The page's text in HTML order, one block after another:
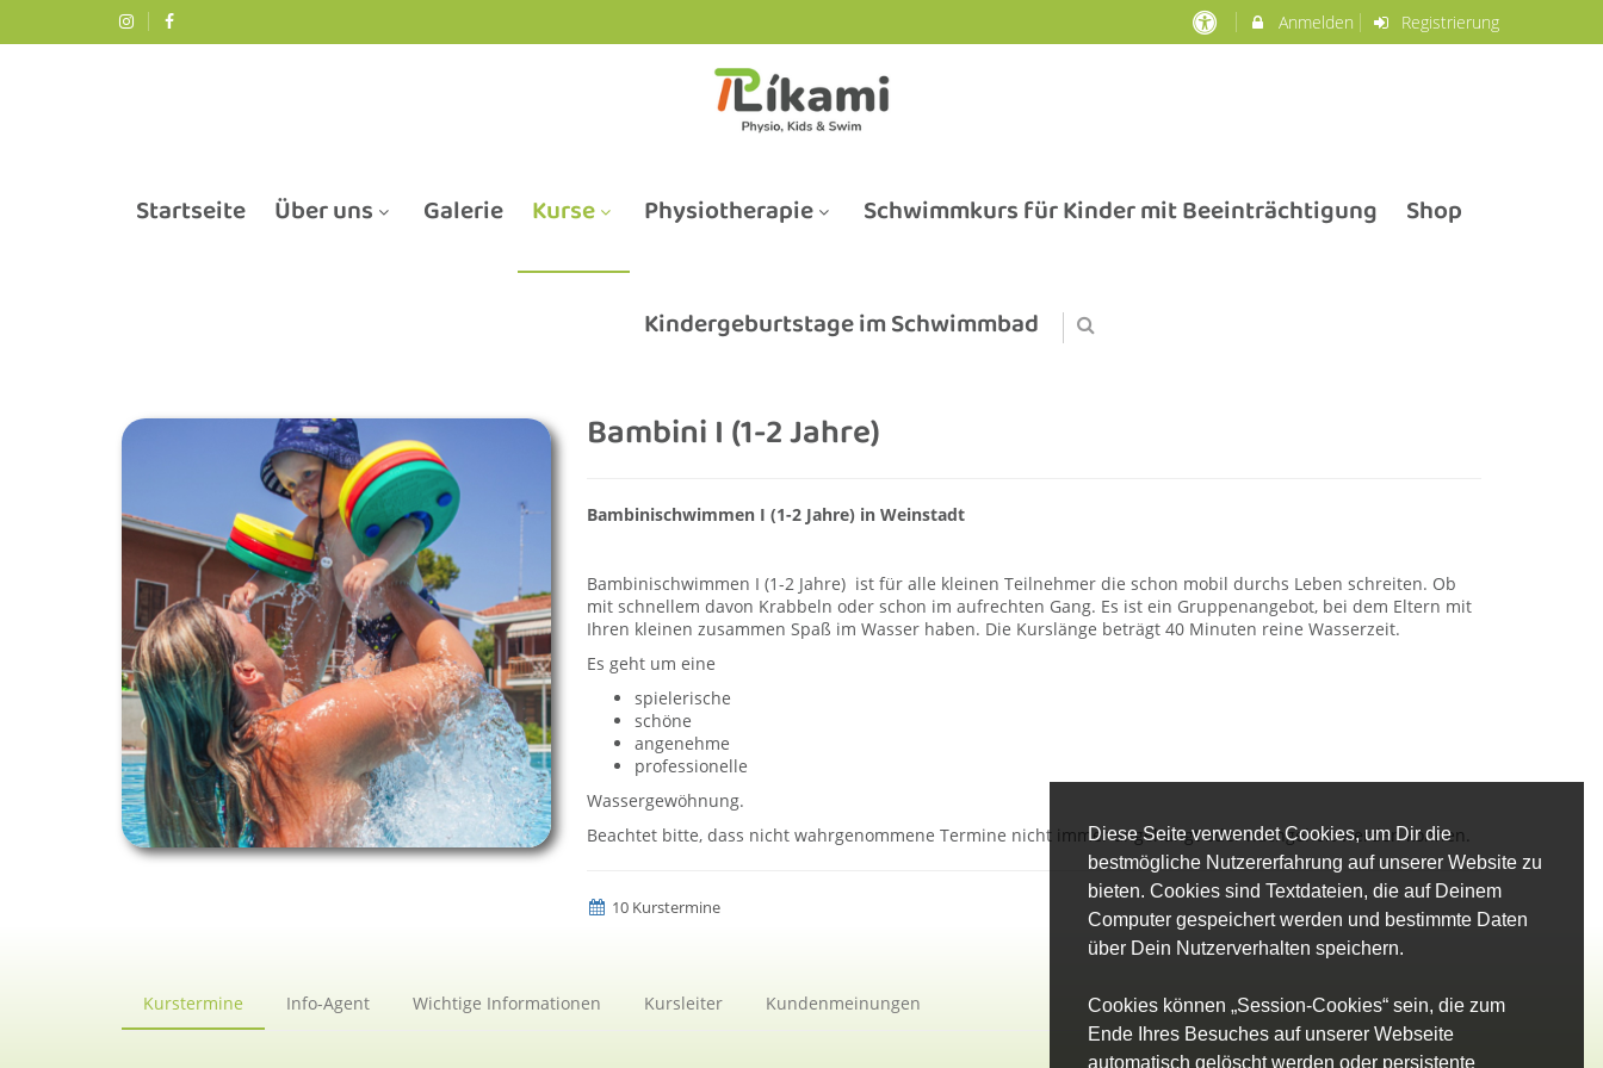
Diese Seite verwendet Cookies, um Dir die
bestmögliche Nutzererfahrung auf unserer Website zu
bieten. Cookies sind Textdateien, die auf Deinem
Computer gespeichert werden und bestimmte Daten
über Dein Nutzerverhalten speichern.
Cookies können „Session-Cookies“ sein, die zum
Ende Ihres Besuches auf unserer Webseite
automatisch gelöscht werden oder persistente
Anmelden Registrierung
Startseite Über uns Galerie Kurse Physiotherapie Schwimmkurs für Kinder mit Beeinträchtigung Shop
Kindergeburtstage im Schwimmbad
Bambini I (1-2 Jahre)
Bambinischwimmen I (1-2 Jahre) in Weinstadt
Bambinischwimmen I (1-2 Jahre) ist für alle kleinen Teilnehmer die schon mobil durchs Leben schreiten. Ob
mit schnellem davon Krabbeln oder schon im aufrechten Gang. Es ist ein Gruppenangebot, bei dem Eltern mit
Ihren kleinen zusammen Spaß im Wasser haben. Die Kurslänge beträgt 40 Minuten reine Wasserzeit.
Es geht um eine
spielerische
schöne
angenehme
professionelle
Wassergewöhnung.
Beachtet bitte, dass nicht wahrgenommene Termine nicht immer angehängt oder nachgeholt werden können.
10 Kurstermine
Kurstermine Info-Agent Wichtige Informationen Kursleiter Kundenmeinungen